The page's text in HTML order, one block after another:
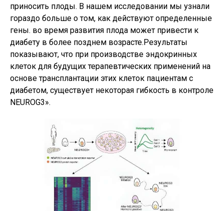
приносить плоды. В нашем исследовании мы узнали
гораздо больше о том, как действуют определенные
гены. во время развития плода может привести к
диабету в более позднем возрасте.Результаты
показывают, что при производстве эндокринных
клеток для будущих терапевтических применений на
основе трансплантации этих клеток пациентам с
диабетом, существует некоторая гибкость в контроле
NEUROG3».